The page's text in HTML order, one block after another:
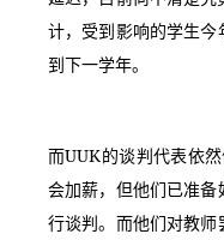
计，受到影响的学生
到下一学年。
而UUK的谈判代表依
会加薪，但他们已准
行谈判。而他们对教